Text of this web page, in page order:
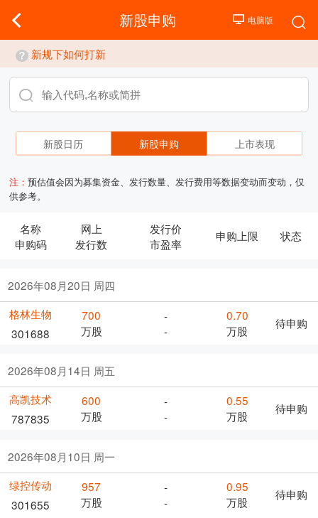
新股申购
新规下如何打新
新股日历 新股申购 上市表现
注：预估值会因为募集资金、发行数量、发行费用等数据变动而变动，仅
供参考。
名称
申购码
网上
发行数
发行价
市盈率
申购上限 状态
2026年08月20日 周四
格林生物
301688
700
万股
-
-
0.70
万股
待申购
2026年08月14日 周五
高凯技术
787835
600
万股
-
-
0.55
万股
待申购
2026年08月10日 周一
绿控传动
301655
957
万股
-
-
0.95
万股
待申购